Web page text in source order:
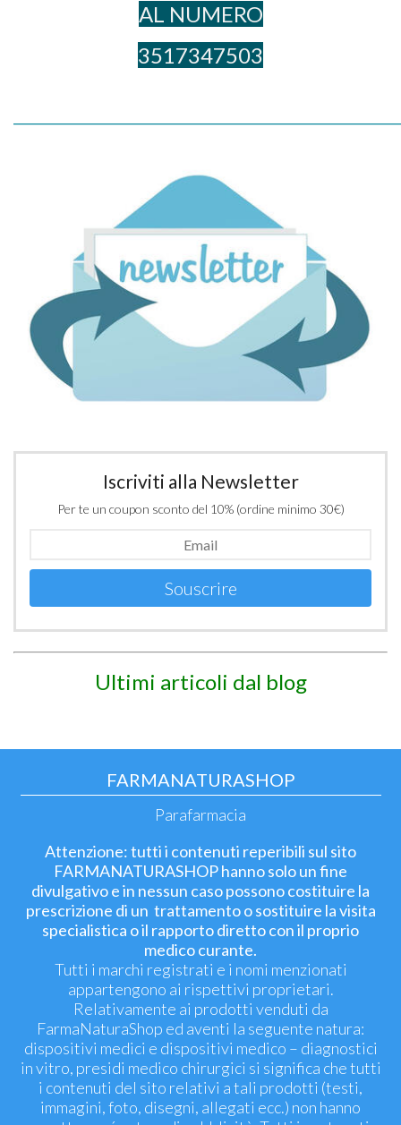
AL NUME​RO
3517347503
Iscriviti alla Newsletter
Per te un coupon sconto del 10% (ordine minimo 30€)
Souscrire
Ultimi articoli dal blog
FARMANATURASHOP
Parafarmacia
Attenzione: tutti i contenuti reperibili sul sito
FARMANATURASHOP hanno solo un fine
divulgativo e in nessun caso possono costituire la
prescrizione di un trattamento o sostituire la visita
specialistica o il rapporto diretto con il proprio
medico curante.
Tutti i marchi registrati e i nomi menzionati
appartengono ai rispettivi proprietari.
Relativamente ai prodotti venduti da
FarmaNaturaShop ed aventi la seguente natura:
dispositivi medici e dispositivi medico – diagnostici
in vitro, presidi medico chirurgici si significa che tutti
i contenuti del sito relativi a tali prodotti (testi,
immagini, foto, disegni, allegati ecc.) non hanno